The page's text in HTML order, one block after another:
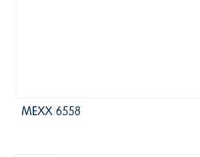
MEXX 6558